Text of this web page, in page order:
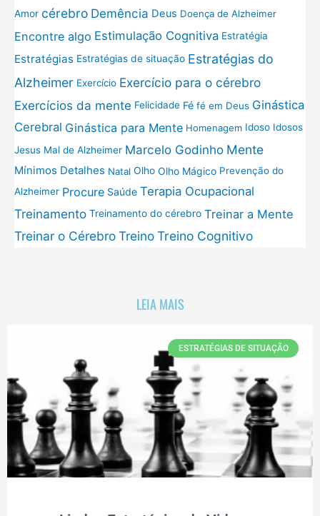
Amor cérebro Demência Deus Doença de Alzheimer
Encontre algo Estimulação Cognitiva Estratégia
Estratégias Estratégias de situação Estratégias do
Alzheimer Exercício Exercício para o cérebro
Exercícios da mente Felicidade Fé fé em Deus Ginástica
Cerebral Ginástica para Mente Homenagem Idoso Idosos
Jesus Mal de Alzheimer Marcelo Godinho Mente
Mínimos Detalhes Natal Olho Olho Mágico Prevenção do
Alzheimer Procure Saúde Terapia Ocupacional
Treinamento Treinamento do cérebro Treinar a Mente
Treinar o CérebroTreinoTreino Cognitivo
LEIA MAIS
ESTRATÉGIAS DE SITUAÇÃO